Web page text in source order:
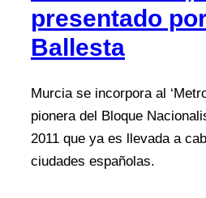
presentado
Ballesta
Murcia se incorpora al
pionera del Bloque
2011 que ya es llevada a
ciudades españolas.